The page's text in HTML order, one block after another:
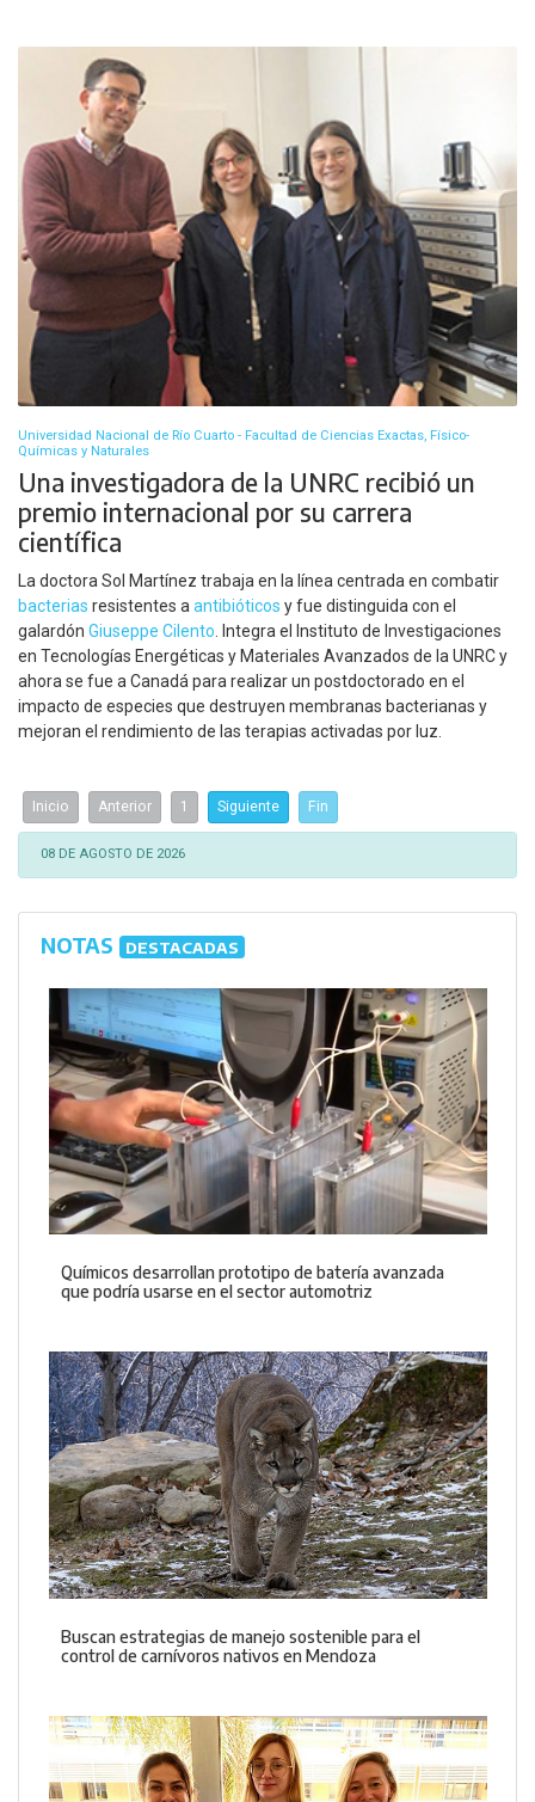
Universidad Nacional de Río Cuarto - Facultad de Ciencias Exactas, Físico-
Químicas y Naturales
Una investigadora de la UNRC recibió un
premio internacional por su carrera
científica
La doctora Sol Martínez trabaja en la línea centrada en combatir
bacterias resistentes a antibióticos y fue distinguida con el
galardón Giuseppe Cilento . Integra el Instituto de Investigaciones
en Tecnologías Energéticas y Materiales Avanzados de la UNRC y
ahora se fue a Canadá para realizar un postdoctorado en el
impacto de especies que destruyen membranas bacterianas y
mejoran el rendimiento de las terapias activadas por luz.
Inicio Anterior 1 Siguiente Fin
08 DE AGOSTO DE 2026
NOTAS DESTACADAS
Químicos desarrollan prototipo de batería avanzada
que podría usarse en el sector automotriz
Buscan estrategias de manejo sostenible para el
control de carnívoros nativos en Mendoza